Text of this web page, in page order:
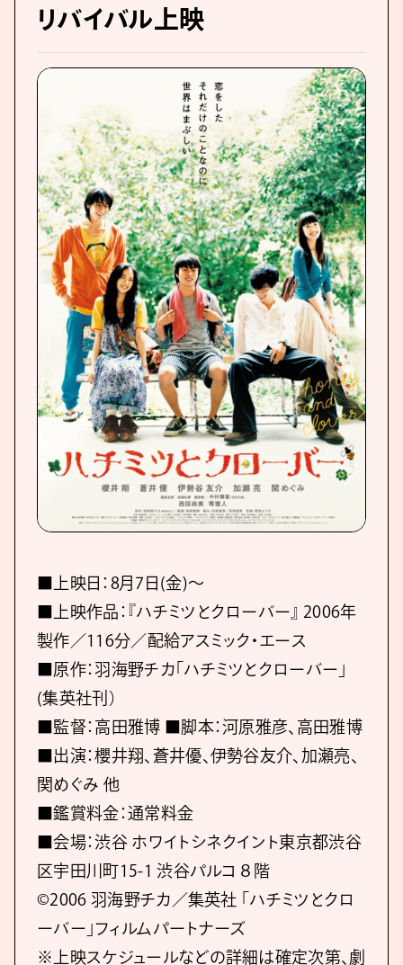
リバイバル上映
■上映日：8月7日(金)～
■上映作品：『ハチミツとクローバー』 2006年
製作／116分／配給アスミック・エース
■原作：羽海野チカ「ハチミツとクローバー」
(集英社刊）
■監督：高田雅博 ■脚本：河原雅彦、高田雅博
■出演：櫻井翔、蒼井優、伊勢谷友介、加瀬亮、
関めぐみ 他
■鑑賞料金：通常料金
■会場：渋谷 ホワイトシネクイント東京都渋谷
区宇田川町15-1 渋谷パルコ８階
©2006 羽海野チカ／集英社 「ハチミツとクロ
ーバー」フィルムパートナーズ
※上映スケジュールなどの詳細は確定次第、劇